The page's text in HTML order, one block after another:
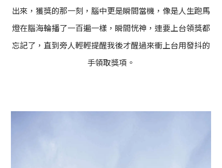
出來，獲獎的那一刻，腦中更是瞬間當機，像是人生跑馬
燈在腦海輪播了一百遍一樣，瞬間恍神，連要上台領獎都
忘記了，直到旁人輕輕提醒我後才醒過來衝上台用發抖的
手領取獎項。